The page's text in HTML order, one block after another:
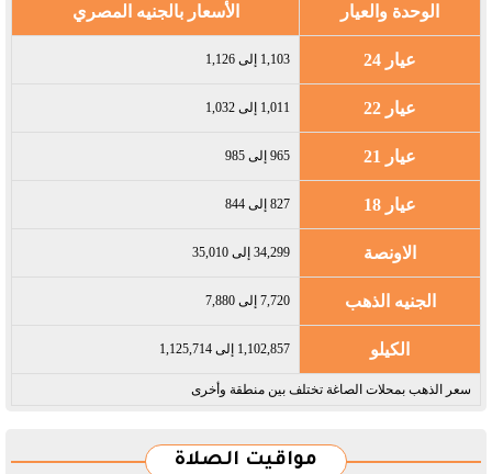
الوحدة والعيار الأسعار بالجنيه المصري
عيار 24 1,103 إلى 1,126
عيار 22 1,011 إلى 1,032
عيار 21 965 إلى 985
عيار 18 827 إلى 844
الاونصة 34,299 إلى 35,010
الجنيه الذهب 7,720 إلى 7,880
الكيلو 1,102,857 إلى 1,125,714
سعر الذهب بمحلات الصاغة تختلف بين منطقة وأخرى
مواقيت الصلاة